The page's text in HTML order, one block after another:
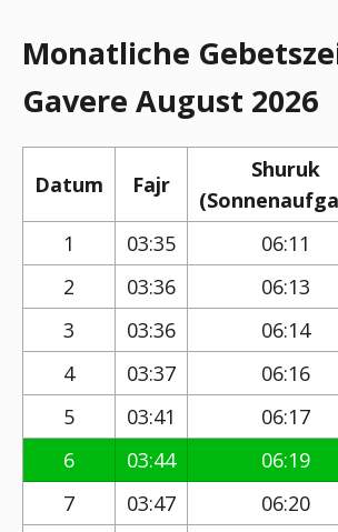
Monatliche
Gavere August 2026
Datum Fajr
Shuruk
1
03:35 06:11
2
03:36 06:13
3
03:36 06:14
4
03:37 06:16
5
03:41 06:17
6
03:44 06:19
7
03:47 06:20